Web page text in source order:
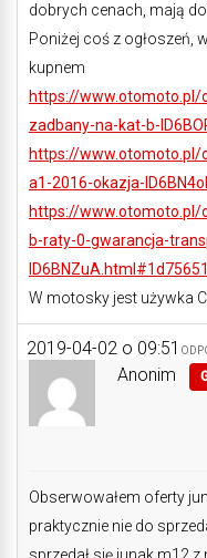
dobrych cenach, mają
Poniżej coś z ogłoszeń,
kupnem
https://
zadbany-na-kat-b-
https://
a1-2016-okazja-
https://
b-raty-0-gwarancja-
W motosky jest używka
2019-04-02 o 09:51
Anonim
Obserwowałem oferty
praktycznie nie do